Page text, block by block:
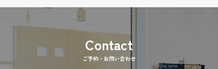
ご予約・お問い合わせ